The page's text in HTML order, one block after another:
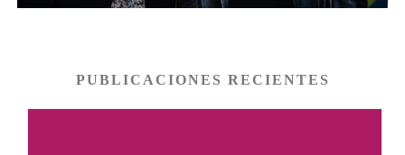
PUBLICACIONES RECIENTES